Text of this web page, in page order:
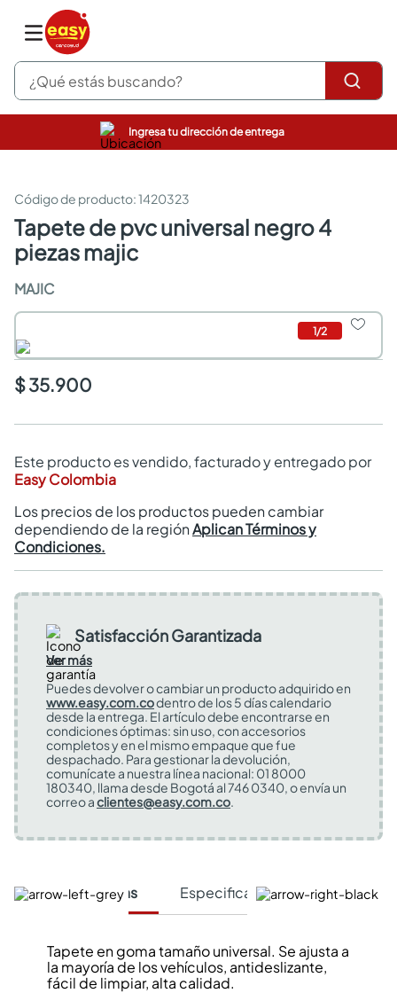
¿Qué estás buscando?
Ingresa tu dirección de entrega
:1420323
tapete de pvc universal negro 4
piezas majic
MAJIC
1/2
$ 35.900
Este producto es vendido, facturado y entregado por
Easy Colombia
Los precios de los productos pueden cambiar
dependiendo de la regiónAplican Términos y
Condiciones.
Satisfacción Garantizada
Ver más
Puedes devolver o cambiar un producto adquirido en
www.easy.com.codentro de los 5 días calendario
desde la entrega. El artículo debe encontrarse en
condiciones óptimas: sin uso, con accesorios
completos y en el mismo empaque que fue
despachado. Para gestionar la devolución,
comunícate a nuestra línea nacional: 01 8000
180340, llama desde Bogotá al 746 0340, o envía un
correo aclientes@easy.com.co.
Características Especificaciones Técnicas
Tapete en goma tamaño universal. Se ajusta a
la mayoría de los vehículos, antideslizante,
fácil de limpiar, alta calidad.
pinturas
sanitarios
comedor
escritorio
armarios closet
comedores